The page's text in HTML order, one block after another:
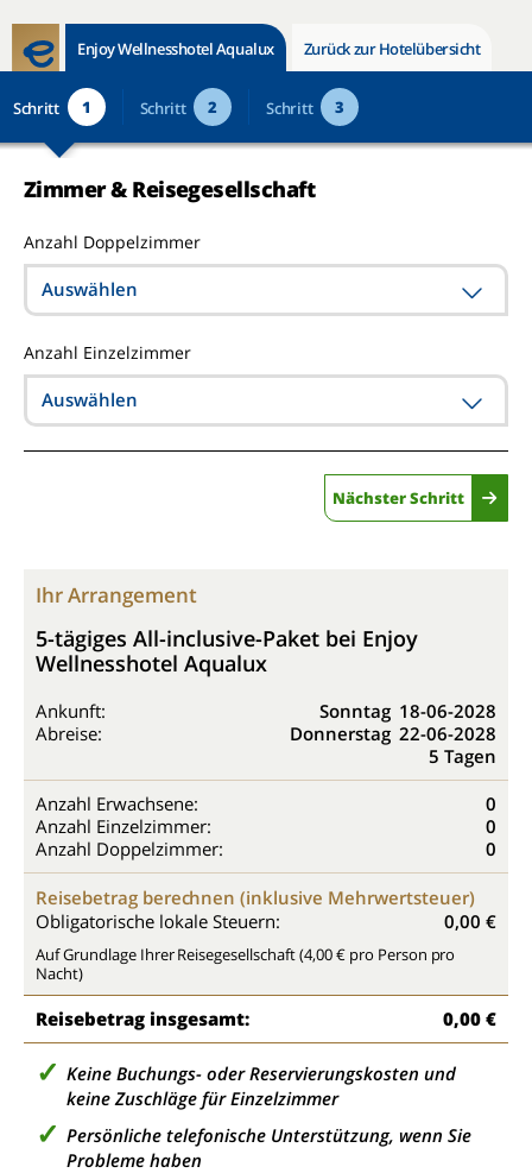
Enjoy Wellnesshotel Aqualux Zurück zur Hotelübersicht
Schritt 1 Schritt 2 Schritt 3
Zimmer & Reisegesellschaft
Anzahl Doppelzimmer
Auswählen
Anzahl Einzelzimmer
Auswählen
Nächster Schritt
Ihr Arrangement
5-tägiges All-inclusive-Paket bei Enjoy
Wellnesshotel Aqualux
Ankunft: Sonntag 18-06-2028
Abreise:
Donnerstag 22-06-2028
5 Tagen
Anzahl Erwachsene:
0
Anzahl Einzelzimmer:
0
Anzahl Doppelzimmer:
0
Reisebetrag berechnen (inklusive Mehrwertsteuer)
Obligatorische lokale Steuern:
0,00 €
Auf Grundlage Ihrer Reisegesellschaft (4,00 € pro Person pro
Nacht)
Reisebetrag insgesamt: 0,00 €
Keine Buchungs- oder Reservierungskosten und
keine Zuschläge für Einzelzimmer
Persönliche telefonische Unterstützung, wenn Sie
Probleme haben